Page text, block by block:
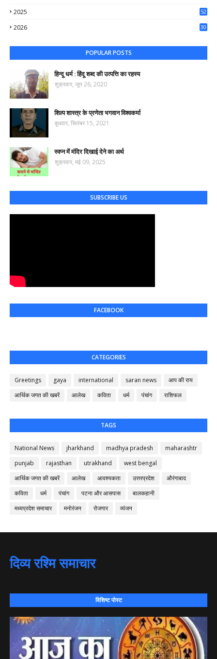
2025
52
2026
30
POPULAR POSTS
हिन्दू धर्म : हिंदू शब्द की उत्पत्ति का रहस्य
शुक्रवार, जून 26, 2020
शिल्प शास्त्र के प्रणेता भगवान विश्वकर्मा
बुधवार, सितंबर 15, 2021
स्वप्न में मंदिर दिखाई देने का अर्थ
शुक्रवार, मई 09, 2025
SUBSCRIBE US
FACEBOOK
CATEGORIES
Greetings gaya international saran news
आप की राय
आर्थिक जगत की खबरें
आलेख कविता धर्म पंचांग राशिफल
TAGS
National News jharkhand madhya pradesh
maharashtr
punjab
rajasthan utrakhand
west bengal
आर्थिक जगत की खबरें
आलेख आवश्यकता उत्तरप्रदेश
औरंगाबाद
कविता
धर्म पंचांग पटना और आसपास
बालकहानी
मध्यप्रदेश समाचार
मनोरंजन रोजगार व्यंजन
दिव्य रश्मि समाचार
विशिष्ट पोस्ट